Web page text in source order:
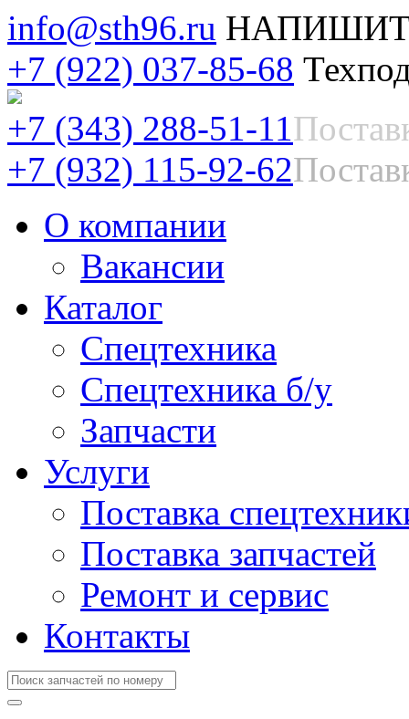
info@sth96.ru
+7 (922) 037-85-68
+7 (343) 288-51-11
+7 (932) 115-92-62
О компании
Вакансии
Каталог
Спецтехника
Спецтехника б/у
Запчасти
Услуги
Поставка
Поставка запчастей
Ремонт и сервис
Контакты